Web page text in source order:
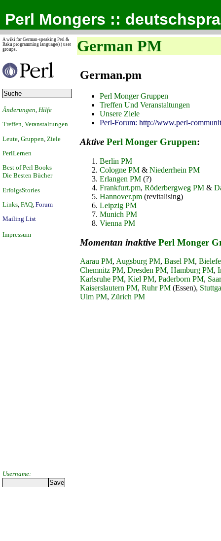
Perl Mongers ::
A wiki for German-speaking Perl &
Raku programming language(s) user
groups.
Änderungen Hilfe
Treffen, Veranstaltungen
Leute Gruppen Ziele
PerlLernen
Best of Perl Books
Die Besten Bücher
ErfolgsStories
Links FAQ Forum
Mailing List
Impressum
German PM
German.pm
Perl Monger Gruppen
Treffen Und Veranstaltungen
Unsere Ziele
Perl-Forum: http://www.perl-
Aktive Perl Monger Gruppen:
Berlin PM
Cologne PM & Niederrhein PM
Erlangen PM (?)
Frankfurt.pm, Röderbergweg PM &
Hannover.pm (revitalising)
Leipzig PM
Munich PM
Vienna PM
Momentan inaktive Perl Monger
Aarau PM, Augsburg PM, Basel PM,
Chemnitz PM, Dresden PM, Hamburg PM,
Karlsruhe PM, Kiel PM, Paderborn PM,
Kaiserslautern PM, Ruhr PM (Essen),
Ulm PM, Zürich PM
Username: